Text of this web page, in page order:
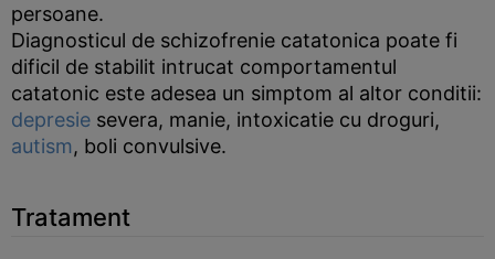
persoane.
Diagnosticul de schizofrenie catatonica poate fi
dificil de stabilit intrucat comportamentul
catatonic este adesea un simptom al altor conditii:
depresie severa, manie, intoxicatie cu droguri,
autism, boli convulsive.
Tratament